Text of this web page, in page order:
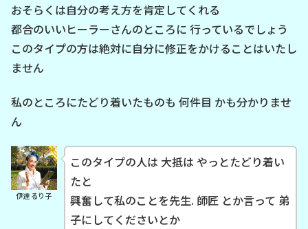
おそらくは自分の考え方を肯定してくれる
都合のいいヒーラーさんのところに 行っているでしょう
このタイプの方は絶対に自分に修正をかけることはいたし
ません
私のところにたどり着いたものも 何件目 かも分かりませ
ん
伊達 るり子
このタイプの人は 大抵は やっとたどり着い
たと
興奮して私のことを先生. 師匠 とか言って 弟
子にしてくださいとか